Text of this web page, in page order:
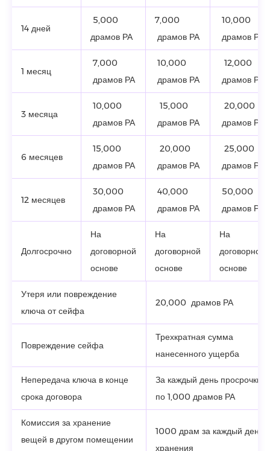
14 дней
5,000
драмов РА
7,000
драмов РА
10,000
драмов РА
1 месяц
7,000
драмов РА
10,000
драмов РА
12,000
драмов РА
3 месяца
10,000
драмов РА
15,000
драмов РА
20,000
драмов РА
6 месяцев
15,000
драмов РА
20,000
драмов РА
25,000
драмов РА
12 месяцев
30,000
драмов РА
40,000
драмов РА
50,000
драмов РА
Долгосрочно
На
договорной
основе
На
договорной
основе
На
договорной
основе
Утеря или повреждение
ключа от сейфа
20,000 драмов РА
Повреждение сейфа
Трехкратная сумма
нанесенного ущерба
Непередача ключа в конце
срока договора
За каждый день просрочки
по 1,000 драмов РА
Комиссия за хранение
вещей в другом помещении
1000 драм за каждый день
хранения